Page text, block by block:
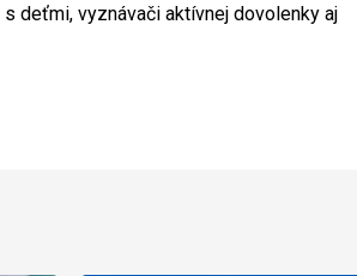
deťmi, vyznávači aktívnej dovolenky aj